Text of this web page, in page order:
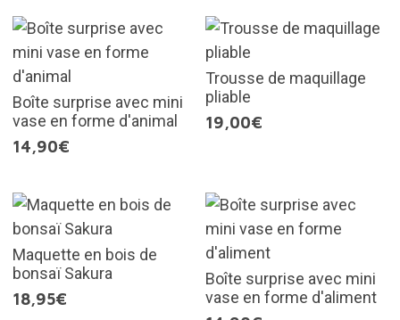
Boîte surprise avec mini
vase en forme d'animal
14,90€
Trousse de maquillage
pliable
19,00€
Maquette en bois de
bonsaï Sakura
18,95€
Boîte surprise avec mini
vase en forme d'aliment